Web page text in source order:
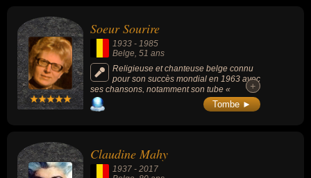
Soeur Sourire
1933 - 1985
Belge, 51 ans
Religieuse et chanteuse belge connu
pour son succès mondial en 1963 avec
ses chansons, notamment son tube «
Dominique » qu'elle écrit, compose et
interprète au profit de son ordre et qui sera
Elle réussit également à classer 2 albums de
langue française dans les meilleurs ventes
d'albums américaines : l'album « Sœur
+
+
Tombe ►
Claudine Mahy
1937 - 2017